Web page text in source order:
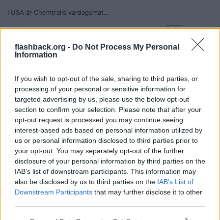
flashback.org - Do Not Process My Personal
Information
If you wish to opt-out of the sale, sharing to third parties, or
processing of your personal or sensitive information for
targeted advertising by us, please use the below opt-out
section to confirm your selection. Please note that after your
opt-out request is processed you may continue seeing
interest-based ads based on personal information utilized by
us or personal information disclosed to third parties prior to
your opt-out. You may separately opt-out of the further
disclosure of your personal information by third parties on the
IAB’s list of downstream participants. This information may
also be disclosed by us to third parties on the IAB’s List of
Downstream Participants that may further disclose it to other
I USA är Chemtrails vardagsmat...
Clay Allison
Medlem
Reg: Mar 2006
[quote=Snuset][IMG]http://img120.imageshack.us/img120/741
6/dscn0195resizevx7.jpg[/IMG]
Bizarr teori - snygg bild.
I.o.f.s. jag tycker mej ha märkt att det har varit ovanligt mycket
kondensstrimmor de senaste 6 månaderna.
2006-10-19, 12:46
Snuset
Reg: Maj 2005
Inlägg: 1 101